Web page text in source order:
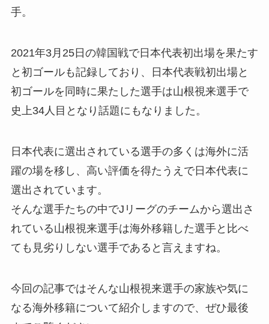
手。
2021年3月25日の韓国戦で日本代表初出場を果たす
と初ゴールも記録しており、日本代表戦初出場と
初ゴールを同時に果たした選手は山根視来選手で
史上34人目となり話題にもなりました。
日本代表に選出されている選手の多くは海外に活
躍の場を移し、高い評価を得たうえで日本代表に
選出されています。
そんな選手たちの中でJリーグのチームから選出さ
れている山根視来選手は海外移籍した選手と比べ
ても見劣りしない選手であると言えますね。
今回の記事ではそんな山根視来選手の家族や気に
なる海外移籍について紹介しますので、ぜひ最後